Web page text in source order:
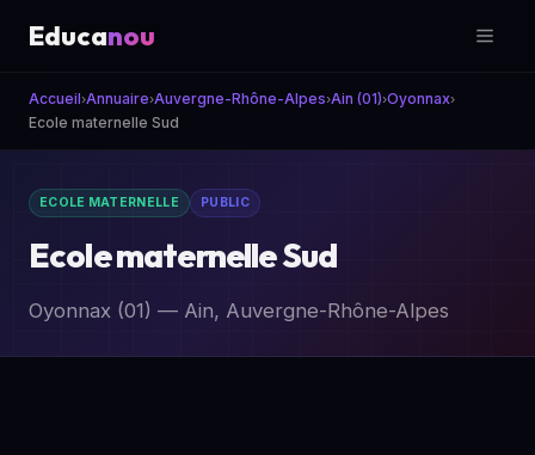
Educanou
Accueil›Annuaire›Auvergne-Rhône-Alpes›Ain (01)›Oyonnax›
Ecole maternelle Sud
ECOLE MATERNELLE PUBLIC
Ecole maternelle Sud
Oyonnax (01) — Ain, Auvergne-Rhône-Alpes